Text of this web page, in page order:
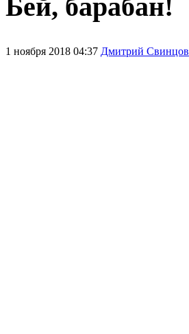
Бей, барабан!
1 ноября 2018 04:37 Дмитрий Свинцов